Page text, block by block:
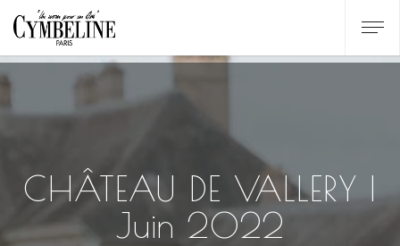
CHÂTEAU DE VALLERY |
Juin 2022